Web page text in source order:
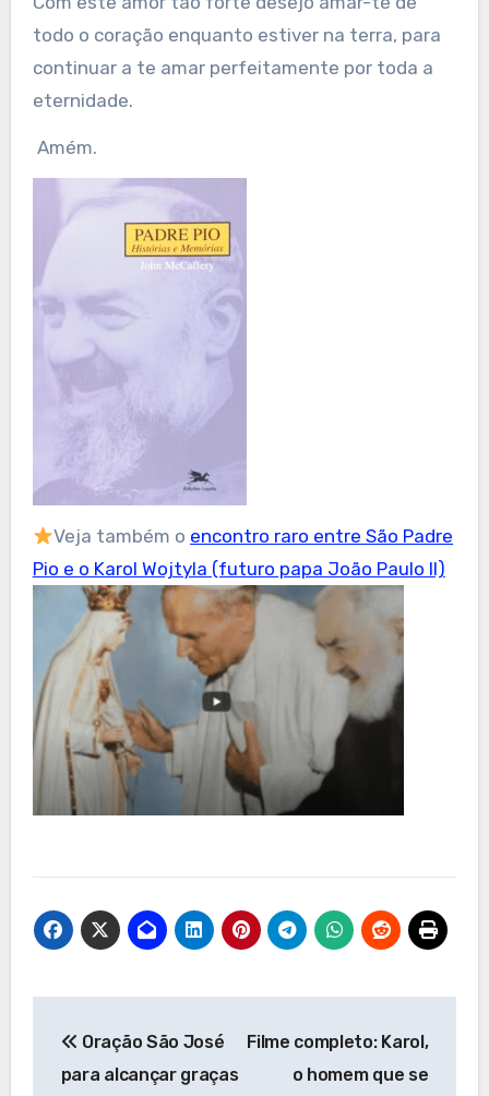
todo o coração enquanto estiver na terra, para
continuar a te amar perfeitamente por toda a
eternidade.
Amém.
Veja também o encontro raro entre São Padre
Pio e o Karol Wojtyla (futuro papa João Paulo II)
de
Oração São José
para alcançar graças
Filme completo: Karol,
o homem que se